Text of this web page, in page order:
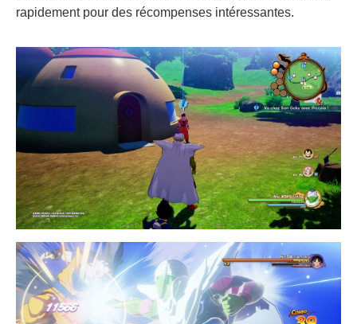
rapidement pour des récompenses intéressantes.